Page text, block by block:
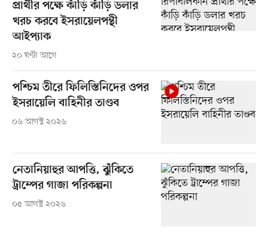
প্রার্থীর পক্ষে কাঁড়ি কাঁড়ি ডলার
খরচ করবে ইসরায়েলপন্থী
আইপ্যাক
২০ ঘণ্টা আগে
পশ্চিম তীরে ফিলিস্তিনিদের ওপর
ইসরায়েলি বাহিনীর তাণ্ডব
০৬ আগস্ট ২০২৬
নেতানিয়াহুর আপত্তি, ঝুঁকিতে
ট্রাম্পের গাজা পরিকল্পনা
০৫ আগস্ট ২০২৬